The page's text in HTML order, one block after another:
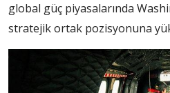
global güç piyasalarında
stratejik ortak pozisyonuna